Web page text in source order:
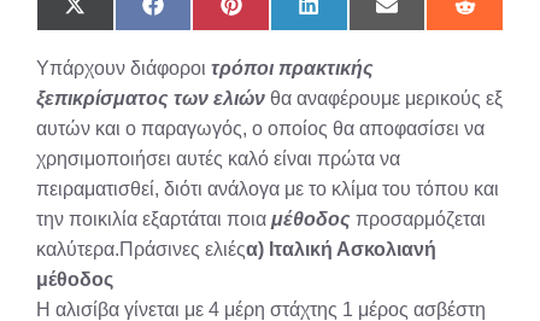
Share
on
(Twitter)
Share
on
Share
on
Share
on
Share
on
Share
on
Υπάρχουν διάφοροι τρόποι πρακτικής
ξεπικρίσματος των ελιών θα αναφέρουμε μερικούς εξ
αυτών και ο παραγωγός, ο οποίος θα αποφασίσει να
χρησιμοποιήσει αυτές καλό είναι πρώτα να
πειραματισθεί, διότι ανάλογα με το κλίμα του τόπου και
την ποικιλία εξαρτάται ποια μέθοδος προσαρμόζεται
καλύτερα.Πράσινες ελιέςα) Ιταλική Ασκολιανή
μέθοδος
Η αλισίβα γίνεται με 4 μέρη στάχτης 1 μέρος ασβέστη